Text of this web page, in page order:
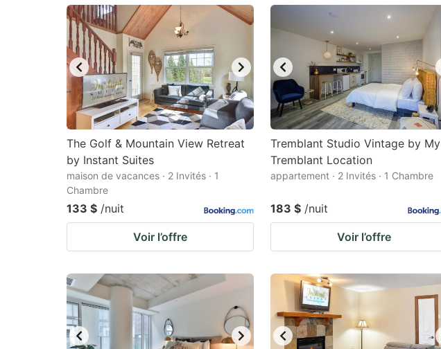
mark
key
to
get
the
keyboard
shortcuts
for
changing
dates.
key
get
the
keyboard
shortcuts
for
changing
dates.
The Golf & Mountain View Retreat
by Instant Suites
maison de vacances · 2 Invités · 1
Chambre
133 $ /nuit
Voir l’offre
Tremblant Studio Vintage by My
Tremblant Location
appartement · 2 Invités · 1 Chambre
183 $ /nuit
Voir l’offre